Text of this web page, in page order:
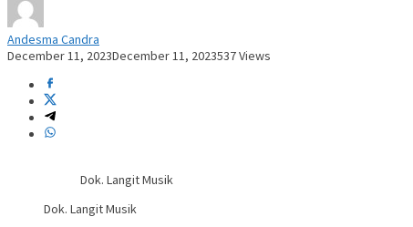
Andesma Candra
December 11, 2023December 11, 2023537 Views
Dok. Langit Musik
Dok. Langit Musik